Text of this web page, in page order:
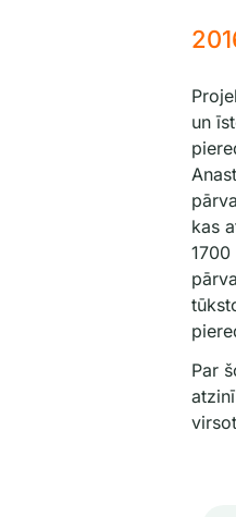
un
kas
Par